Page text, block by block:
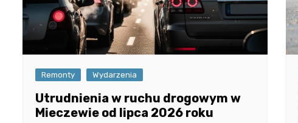
Remonty Wydarzenia
Utrudnienia w ruchu drogowym w
Mieczewie od lipca 2026 roku